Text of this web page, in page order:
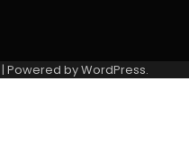
| Powered byWordPress.